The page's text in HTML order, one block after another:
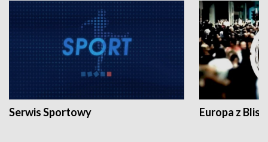
Serwis Sportowy Europa z